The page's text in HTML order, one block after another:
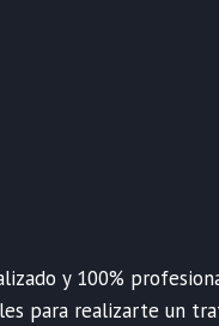
y 100%
para realizarte un